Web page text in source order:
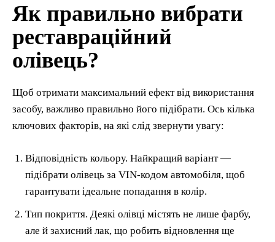
Як правильно вибрати
реставраційний
олівець?
Щоб отримати максимальний ефект від використання
засобу, важливо правильно його підібрати. Ось кілька
ключових факторів, на які слід звернути увагу:
Відповідність кольору. Найкращий варіант —
підібрати олівець за VIN-кодом автомобіля, щоб
гарантувати ідеальне попадання в колір.
Тип покриття. Деякі олівці містять не лише фарбу,
але й захисний лак, що робить відновлення ще